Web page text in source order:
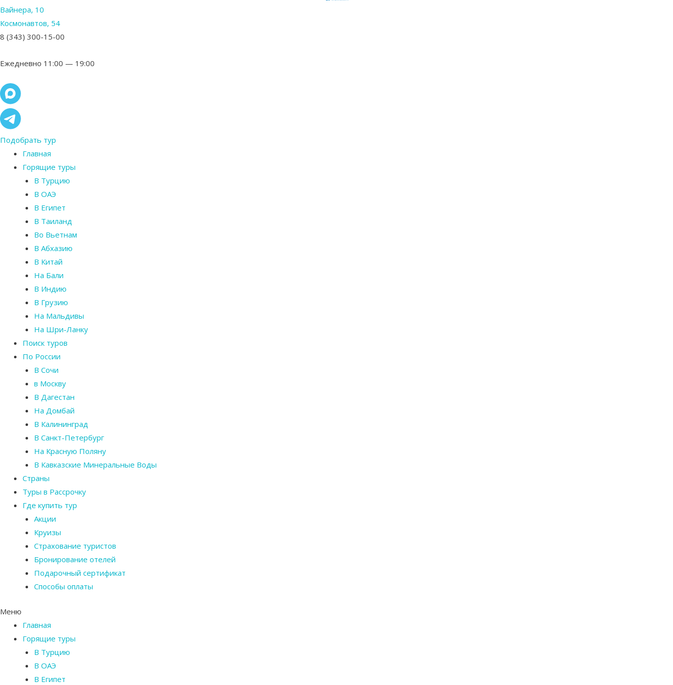
Вайнера, 10
Космонавтов, 54
8 (343) 300-15-00
Ежедневно 11:00 — 19:00
Подобрать тур
Главная
Горящие туры
В Турцию
В ОАЭ
В Египет
В Таиланд
Во Вьетнам
В Абхазию
В Китай
На Бали
В Индию
В Грузию
На Мальдивы
На Шри-Ланку
Поиск туров
По России
В Сочи
в Москву
В Дагестан
На Домбай
В Калининград
В Санкт-Петербург
На Красную Поляну
В Кавказские Минеральные Воды
Страны
Туры в Рассрочку
Где купить тур
Акции
Круизы
Страхование туристов
Бронирование отелей
Подарочный сертификат
Способы оплаты
Меню
Главная
Горящие туры
В Турцию
В ОАЭ
В Египет